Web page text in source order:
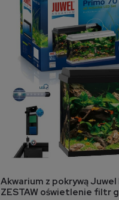
do
Akwarium z pokrywą
ZESTAW oświetlenie filtr